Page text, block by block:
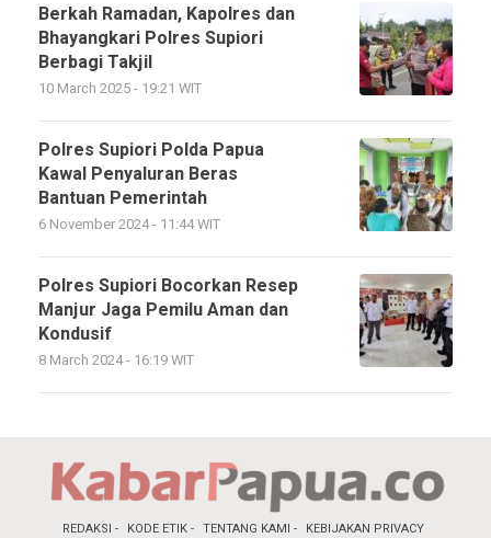
Berkah Ramadan, Kapolres dan
Bhayangkari Polres Supiori
Berbagi Takjil
10 March 2025 - 19:21 WIT
Polres Supiori Polda Papua
Kawal Penyaluran Beras
Bantuan Pemerintah
6 November 2024 - 11:44 WIT
Polres Supiori Bocorkan Resep
Manjur Jaga Pemilu Aman dan
Kondusif
8 March 2024 - 16:19 WIT
REDAKSI KODE ETIK TENTANG KAMI KEBIJAKAN PRIVACY